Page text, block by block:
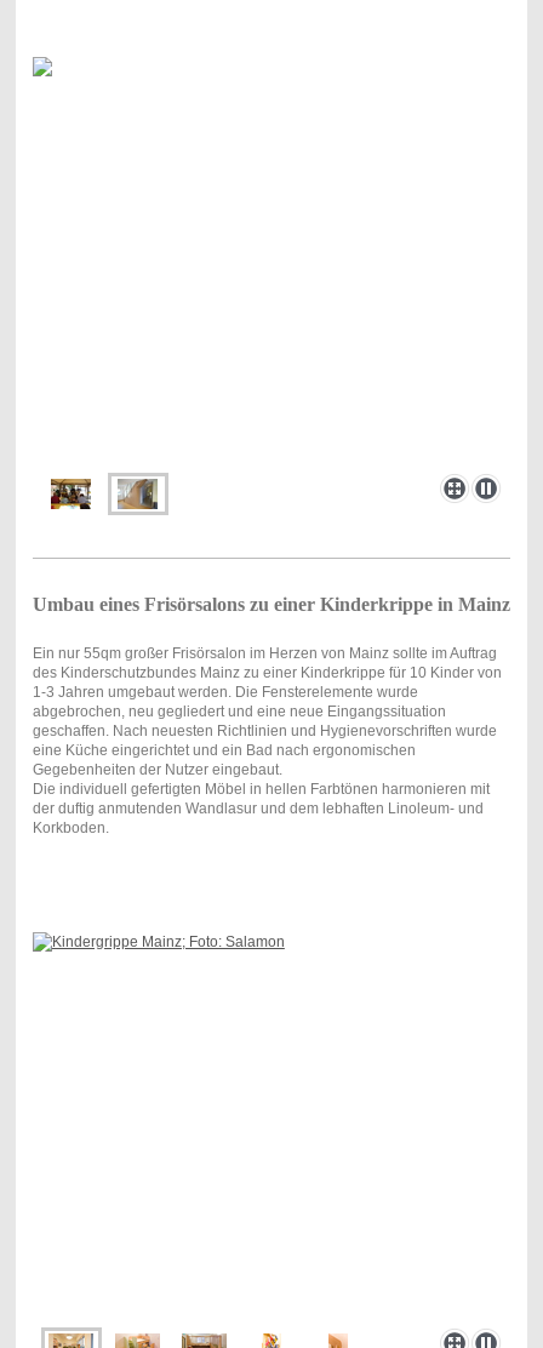
Umbau eines Frisörsalons zu einer Kinderkrippe in Mainz
Ein nur 55qm großer Frisörsalon im Herzen von Mainz sollte im Auftrag
des Kinderschutzbundes Mainz zu einer Kinderkrippe für 10 Kinder von
1-3 Jahren umgebaut werden. Die Fensterelemente wurde
abgebrochen, neu gegliedert und eine neue Eingangssituation
geschaffen. Nach neuesten Richtlinien und Hygienevorschriften wurde
eine Küche eingerichtet und ein Bad nach ergonomischen
Gegebenheiten der Nutzer eingebaut.
Die individuell gefertigten Möbel in hellen Farbtönen harmonieren mit
der duftig anmutenden Wandlasur und dem lebhaften Linoleum- und
Korkboden.